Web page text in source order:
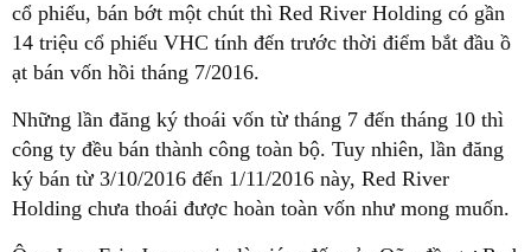
cổ phiếu, bán bớt một chút thì Red River Holding có gần
14 triệu cổ phiếu VHC tính đến trước thời điểm bắt đầu ồ
ạt bán vốn hồi tháng 7/2016.
Những lần đăng ký thoái vốn từ tháng 7 đến tháng 10 thì
công ty đều bán thành công toàn bộ. Tuy nhiên, lần đăng
ký bán từ 3/10/2016 đến 1/11/2016 này, Red River
Holding chưa thoái được hoàn toàn vốn như mong muốn.